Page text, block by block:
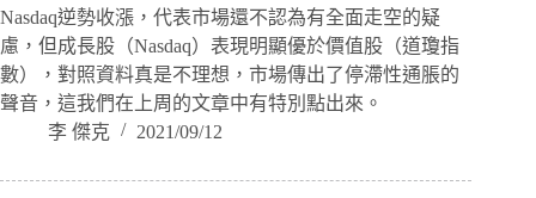
Nasdaq逆勢收漲，代表市場還不認為有全面走空的疑
慮，但成長股（Nasdaq）表現明顯優於價值股（道瓊指
數），對照資料真是不理想，市場傳出了停滯性通脹的
聲音，這我們在上周的文章中有特別點出來。
李 傑克
2021/09/12